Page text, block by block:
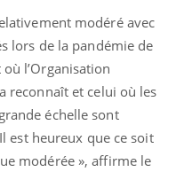
modéré avec
lors de la pandémie de
l’Organisation
reconnaît et celui où les
échelle sont
est heureux que ce soit
modérée », affirme le